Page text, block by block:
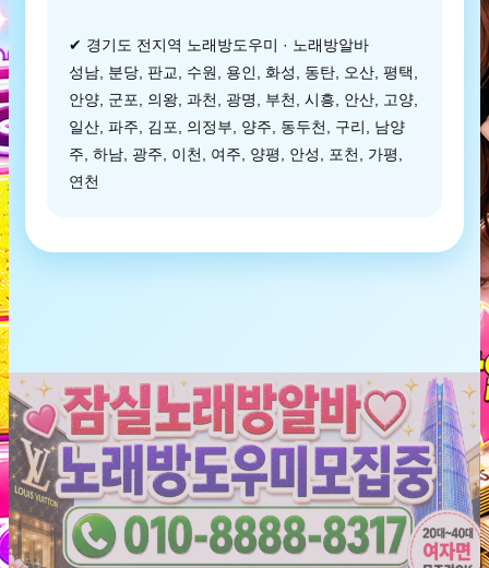
✔ 경기도 전지역 노래방도우미 · 노래방알바
성남, 분당, 판교, 수원, 용인, 화성, 동탄, 오산, 평택,
안양, 군포, 의왕, 과천, 광명, 부천, 시흥, 안산, 고양,
일산, 파주, 김포, 의정부, 양주, 동두천, 구리, 남양
주, 하남, 광주, 이천, 여주, 양평, 안성, 포천, 가평,
연천